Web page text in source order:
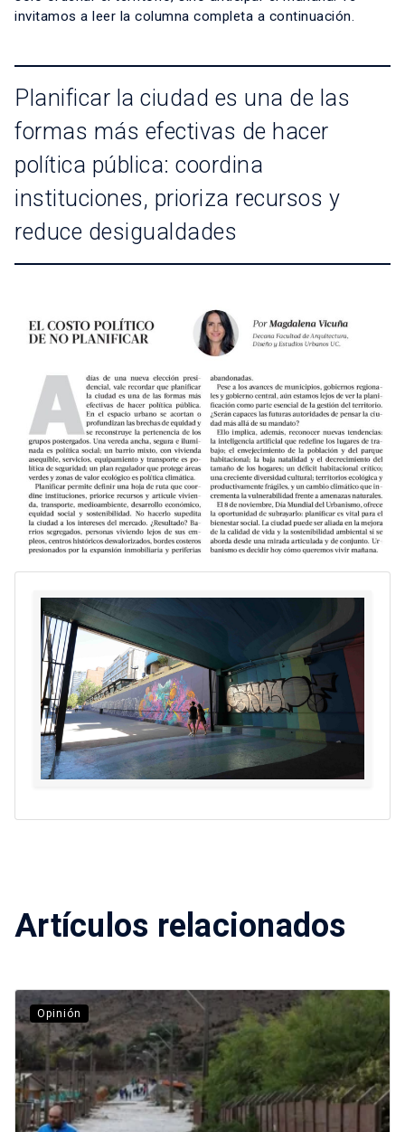
invitamos a leer la columna completa a continuación.
Planificar la ciudad es una de las
formas más efectivas de hacer
política pública: coordina
instituciones, prioriza recursos y
reduce desigualdades
Artículos relacionados
Opinión